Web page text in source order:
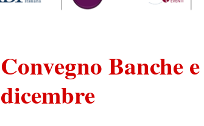
Convegno Banche
dicembre